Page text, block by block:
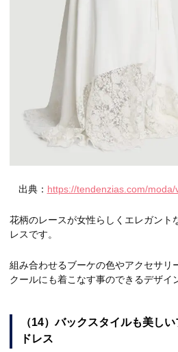
出典： https://tendenzias.com/
花柄のレースが女性らしくエレガント
レスです。
組み合わせるブーケの色やアクセサリ
クールにも着こなす事のできるデザイ
（14）バックスタイルも美し
ドレス